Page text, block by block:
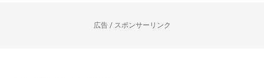
広告 / スポンサーリンク